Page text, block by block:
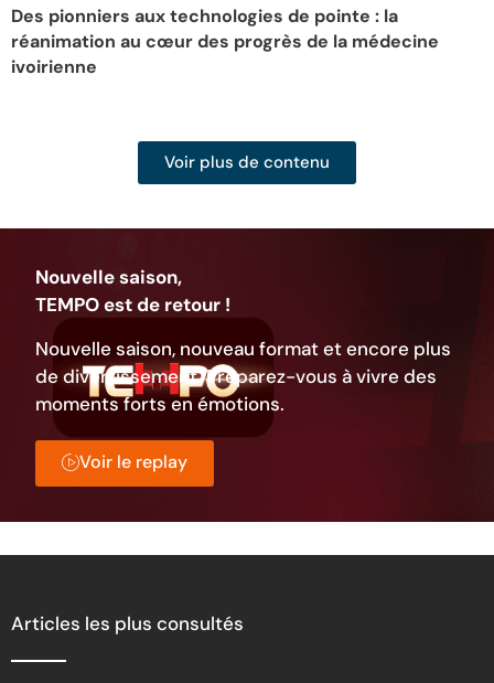
Des pionniers aux technologies de pointe : la
réanimation au cœur des progrès de la médecine
ivoirienne
Voir plus de contenu
Nouvelle saison,
TEMPO est de retour !
Nouvelle saison, nouveau format et encore plus
de divertissement. Préparez-vous à vivre des
moments forts en émotions.
Voir le replay
Articles les plus consultés